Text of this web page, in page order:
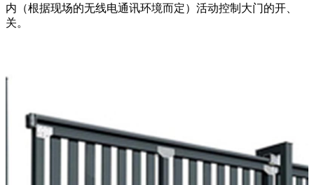
内（根据现场的无线电通讯环境而定）活动控制大门的开、
关。